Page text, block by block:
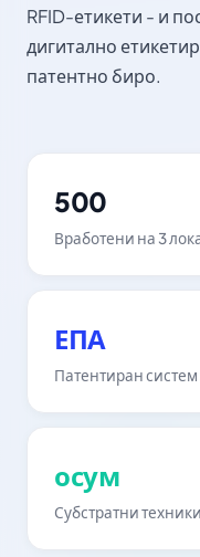
RFID-етикети - и
дигитално
патентно биро.
500
Вработени на 3
ЕПА
Патентиран
осум
Субстратни